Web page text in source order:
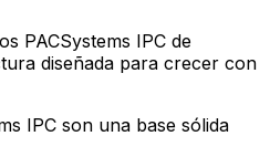
PACSystems IPC de
diseñada para crecer con
IPC son una base sólida